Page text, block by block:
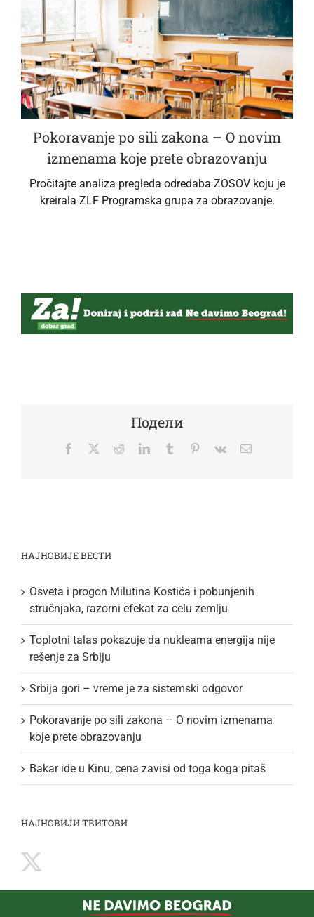
Pokoravanje po sili zakona – O novim
izmenama koje prete obrazovanju
Pročitajte analiza pregleda odredaba ZOSOV koju je
kreirala ZLF Programska grupa za obrazovanje.
Подели
Facebook
TwitterRedditLinkedInTumblr Pinterest
Vk Email
НАЈНОВИЈЕ ВЕСТИ
Osveta i progon Milutina Kostića i pobunjenih
stručnjaka, razorni efekat za celu zemlju
Toplotni talas pokazuje da nuklearna energija nije
rešenje za Srbiju
Srbija gori – vreme je za sistemski odgovor
Pokoravanje po sili zakona – O novim izmenama
koje prete obrazovanju
Bakar ide u Kinu, cena zavisi od toga koga pitaš
НАЈНОВИЈИ ТВИТОВИ